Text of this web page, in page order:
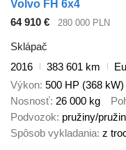
Volvo FH 6x4
64 910 €
280 000 PLN
Sklápač
2016
383 601 km
Výkon 500 HP (368 kW)
Nosnosť 26 000 kg
Podvozok pružiny/
Spôsob vykladania z